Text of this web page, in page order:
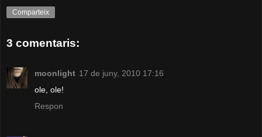
Comparteix
3 comentaris:
moonlight 17 de juny, 2010 17:16
ole, ole!
Respon